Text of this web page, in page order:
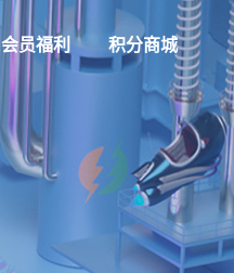
会员福利 积分商城